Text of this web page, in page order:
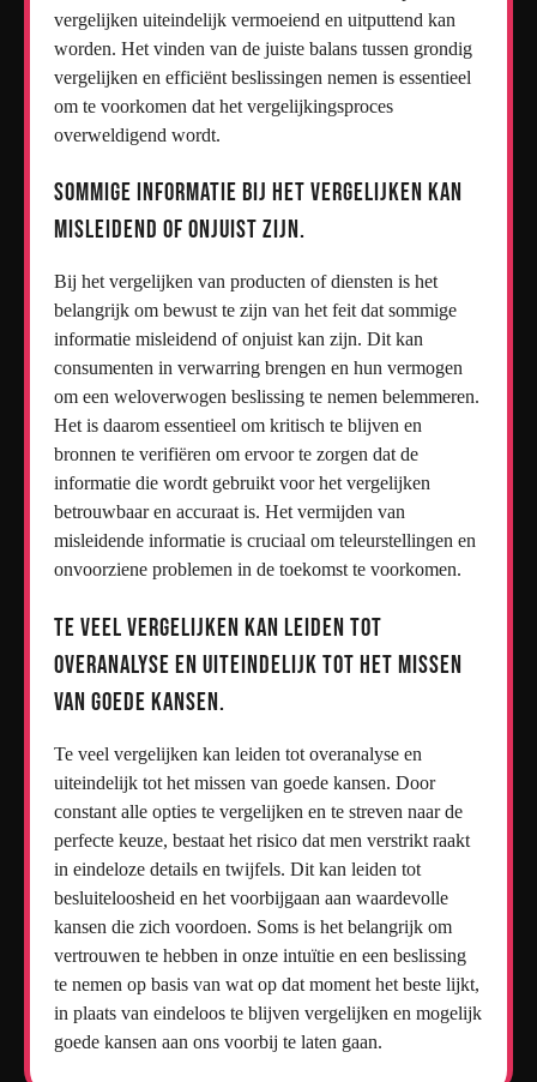
vergelijken uiteindelijk vermoeiend en uitputtend kan
worden. Het vinden van de juiste balans tussen grondig
vergelijken en efficiënt beslissingen nemen is essentieel
om te voorkomen dat het vergelijkingsproces
overweldigend wordt.
Sommige informatie bij het vergelijken kan
misleidend of onjuist zijn.
Bij het vergelijken van producten of diensten is het
belangrijk om bewust te zijn van het feit dat sommige
informatie misleidend of onjuist kan zijn. Dit kan
consumenten in verwarring brengen en hun vermogen
om een weloverwogen beslissing te nemen belemmeren.
Het is daarom essentieel om kritisch te blijven en
bronnen te verifiëren om ervoor te zorgen dat de
informatie die wordt gebruikt voor het vergelijken
betrouwbaar en accuraat is. Het vermijden van
misleidende informatie is cruciaal om teleurstellingen en
onvoorziene problemen in de toekomst te voorkomen.
Te veel vergelijken kan leiden tot
overanalyse en uiteindelijk tot het missen
van goede kansen.
Te veel vergelijken kan leiden tot overanalyse en
uiteindelijk tot het missen van goede kansen. Door
constant alle opties te vergelijken en te streven naar de
perfecte keuze, bestaat het risico dat men verstrikt raakt
in eindeloze details en twijfels. Dit kan leiden tot
besluiteloosheid en het voorbijgaan aan waardevolle
kansen die zich voordoen. Soms is het belangrijk om
vertrouwen te hebben in onze intuïtie en een beslissing
te nemen op basis van wat op dat moment het beste lijkt,
in plaats van eindeloos te blijven vergelijken en mogelijk
goede kansen aan ons voorbij te laten gaan.